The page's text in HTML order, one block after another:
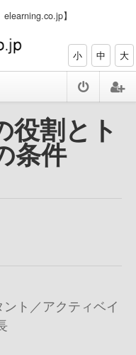
】
小 中 大
役割とト
条件
ト／アクティベイ